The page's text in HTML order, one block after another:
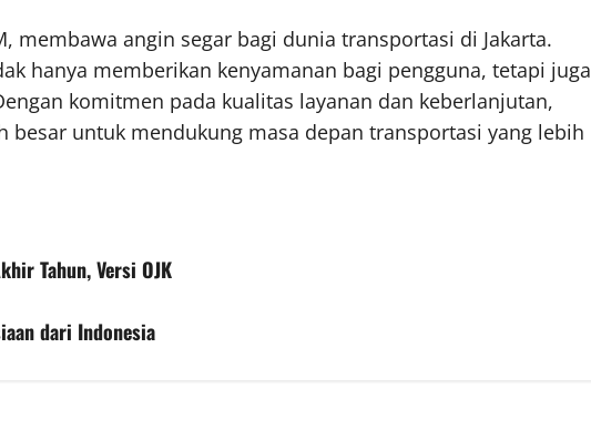
membawa angin segar bagi dunia transportasi di Jakarta.
hanya memberikan kenyamanan bagi pengguna, tetapi juga
komitmen pada kualitas layanan dan keberlanjutan,
besar untuk mendukung masa depan transportasi yang lebih
Tahun, Versi OJK
dari Indonesia